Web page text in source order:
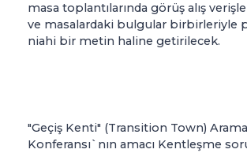
masa toplantılarında görüş alış
ve masalardaki bulgular birbirleriyle
niahi bir metin haline getirilecek.
"Geçiş Kenti" (Transition Town) Arama
Konferansı`nın amacı Kentleşme